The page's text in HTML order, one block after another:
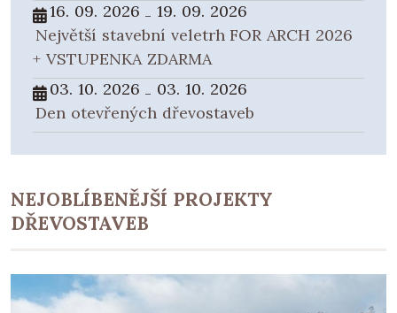
16. 09. 2026 -19. 09. 2026
Největší stavební veletrh FOR ARCH 2026
+ VSTUPENKA ZDARMA
03. 10. 2026 - 03. 10. 2026
Den otevřených dřevostaveb
NEJOBLÍBENĚJŠÍ PROJEKTY
DŘEVOSTAVEB